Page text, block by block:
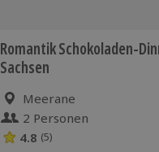
Romantik Schokoladen-
Sachsen
Meerane
2 Personen
4.8 (5)